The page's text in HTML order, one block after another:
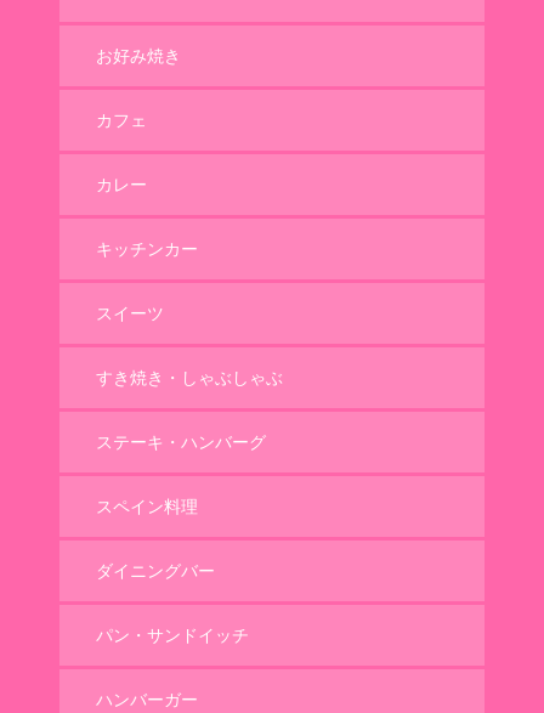
お好み焼き
カフェ
カレー
キッチンカー
スイーツ
すき焼き・しゃぶしゃぶ
ステーキ・ハンバーグ
スペイン料理
ダイニングバー
パン・サンドイッチ
ハンバーガー